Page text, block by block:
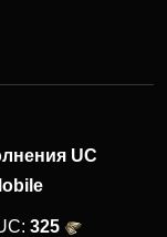
UC
325